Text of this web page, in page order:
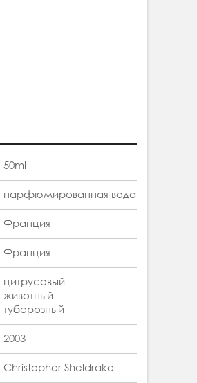
50ml
парфюмированная вода
Франция
Франция
цитрусовый
животный
туберозный
2003
Christopher Sheldrake